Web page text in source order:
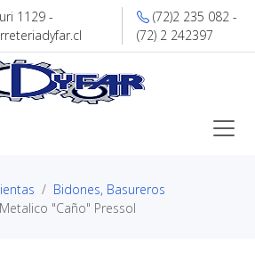
1129 -
(72)2 235 082 -
(72) 2 242397
Bidones, Basureros
"Caño" Pressol